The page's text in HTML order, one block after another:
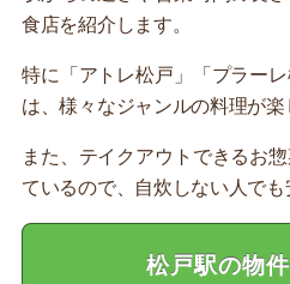
食店を紹介します。
特に「アトレ松戸」「プラー
は、様々なジャンルの料理が楽
また、テイクアウトできるお
ているので、自炊しない人でも
松戸駅の物